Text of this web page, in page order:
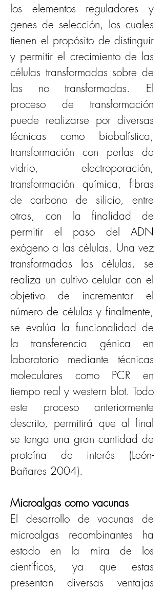
los elementos reguladores y
genes de selección, los cuales
tienen el propósito de distinguir
y permitir el crecimiento de las
células transformadas sobre de
las no transformadas. El
proceso de transformación
puede realizarse por diversas
técnicas como biobalística,
transformación con perlas de
vidrio, electroporación,
transformación química, fibras
de carbono de silicio, entre
otras, con la finalidad de
permitir el paso del ADN
exógeno a las células. Una vez
transformadas las células, se
realiza un cultivo celular con el
objetivo de incrementar el
número de células y finalmente,
se evalúa la funcionalidad de
la transferencia génica en
laboratorio mediante técnicas
moleculares como PCR en
tiempo real y western blot. Todo
este proceso anteriormente
descrito, permitirá que al final
se tenga una gran cantidad de
proteína de interés (León-
Bañares 2004).
Microalgas como vacunas
El desarrollo de vacunas de
microalgas recombinantes ha
estado en la mira de los
científicos, ya que estas
presentan diversas ventajas